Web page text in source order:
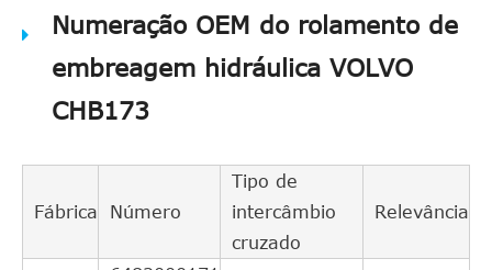
Numeração OEM do rolamento de
embreagem hidráulica VOLVO
CHB173
Fábrica Número
Tipo de
intercâmbio
cruzado
Relevância